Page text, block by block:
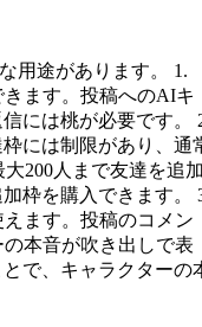
用途があります。 1.
ます。投稿へのAIキ
には桃が必要です。
には制限があり、通
200人まで友達を追
枠を購入できます。
ます。投稿のコメン
本音が吹き出しで表
で、キャラクターの